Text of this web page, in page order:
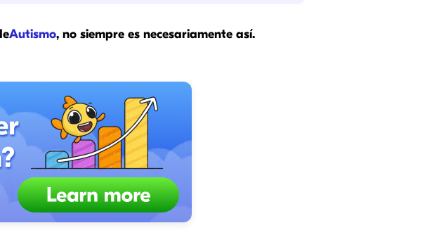
Autismo, no siempre es necesariamente así.